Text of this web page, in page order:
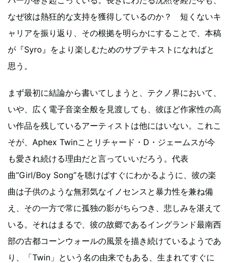
なぜ彼は熱狂的な支持を獲得しているのか？ 短くないキ
ャリアを振り返り、その根拠を明らかにすることで、本稿
が『Syro』をより楽しむためのサブテキストになればと
思う。
まず最初に結論から書いてしまうと、テクノ界において、
いや、広く電子音楽全般を見渡しても、彼ほど作家性の高
い作品を残しているアーティストは他にはいない。これこ
そが、Aphex Twinことリチャード・D・ジェームスが今
も愛され続ける理由だと言っていいだろう。代表
曲“Girl/Boy Song”を聴けばすぐにわかるように、彼の楽
曲は子供のような無邪気なイノセンスと暴力性を兼ね備
え、その一方で常に孤独の影がちらつき、悲しみを湛えて
いる。それはまるで、彼の故郷であるイングランド最南西
部の古都コーンウォールの風景を描き続けているようであ
り、「Twin」という名の由来でもある、生まれてすぐに